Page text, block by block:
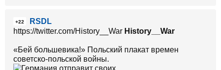
+22
RSDL
https://twitter.com/History__War History__War
«Бей большевика!» Польский плакат времен
советско-польской войны.